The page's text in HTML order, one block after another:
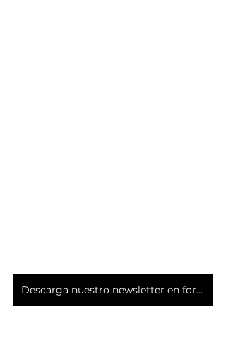
Descarga nuestro newsletter en formato PDF 👇🏼